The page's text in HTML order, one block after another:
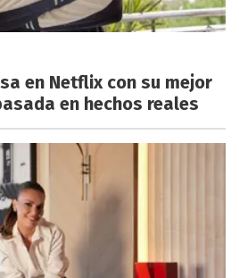
en Netflix con su mejor
en hechos reales